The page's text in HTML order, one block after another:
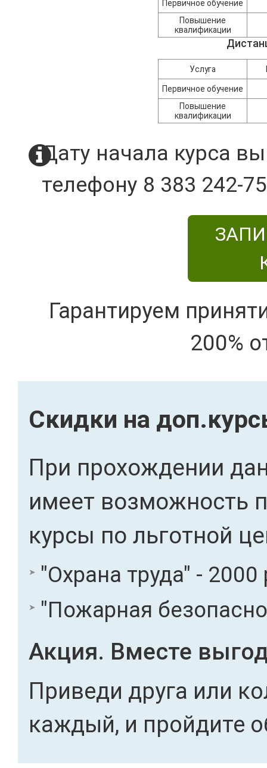
Первичное обучение
Повышение
квалификации
Услуга
Первичное обучение
Повышение
квалификации
Дату начала курса
телефону 8 383 242-
Гарантируем
200%
Скидки на
При прохождении
имеет возможность
курсы по льготной
"Охрана труда" - 2000
"Пожарная
Акция. Вместе
Приведи друга или
каждый, и пройдите